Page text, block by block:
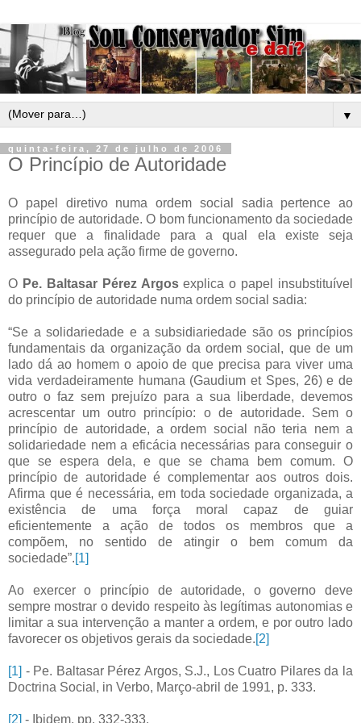
▼
quinta-feira, 27 de julho de 2006
O Princípio de Autoridade
O papel diretivo numa ordem social sadia pertence ao
princípio de autoridade. O bom funcionamento da sociedade
requer que a finalidade para a qual ela existe seja
assegurado pela ação firme de governo.
O Pe. Baltasar Pérez Argosexplica o papel insubstituível
do princípio de autoridade numa ordem social sadia:
“Se a solidariedade e a subsidiariedade são os princípios
fundamentais da organização da ordem social, que de um
lado dá ao homem o apoio de que precisa para viver uma
vida verdadeiramente humana (Gaudium et Spes, 26) e de
outro o faz sem prejuízo para a sua liberdade, devemos
acrescentar um outro princípio: o de autoridade. Sem o
princípio de autoridade, a ordem social não teria nem a
solidariedade nem a eficácia necessárias para conseguir o
que se espera dela, e que se chama bem comum. O
princípio de autoridade é complementar aos outros dois.
Afirma que é necessária, em toda sociedade organizada, a
existência de uma força moral capaz de guiar
eficientemente a ação de todos os membros que a
compõem, no sentido de atingir o bem comum da
sociedade”.[1]
Ao exercer o princípio de autoridade, o governo deve
sempre mostrar o devido respeito às legítimas autonomias e
limitar a sua intervenção a manter a ordem, e por outro lado
favorecer os objetivos gerais da sociedade.[2]
[1] - Pe. Baltasar Pérez Argos, S.J., Los Cuatro Pilares da la
Doctrina Social, in Verbo, Março-abril de 1991, p. 333.
[2] - Ibidem, pp. 332-333.